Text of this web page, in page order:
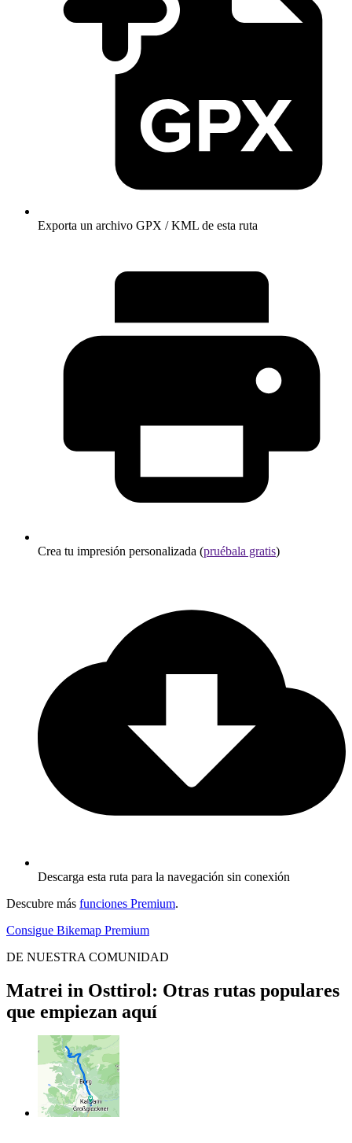
Exporta un archivo GPX / KML de esta ruta
Crea tu impresión personalizada (pruébala gratis)
Descarga esta ruta para la navegación sin conexión
Descubre más funciones Premium.
Consigue Bikemap Premium
DE NUESTRA COMUNIDAD
Matrei in Osttirol: Otras rutas populares
que empiezan aquí